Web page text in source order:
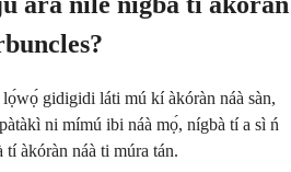
gidigidi láti mú kí àkóràn náà sàn,
ni mímú ibi náà mọ́, nígbà tí a sì ń
àkóràn náà ti múra tán.